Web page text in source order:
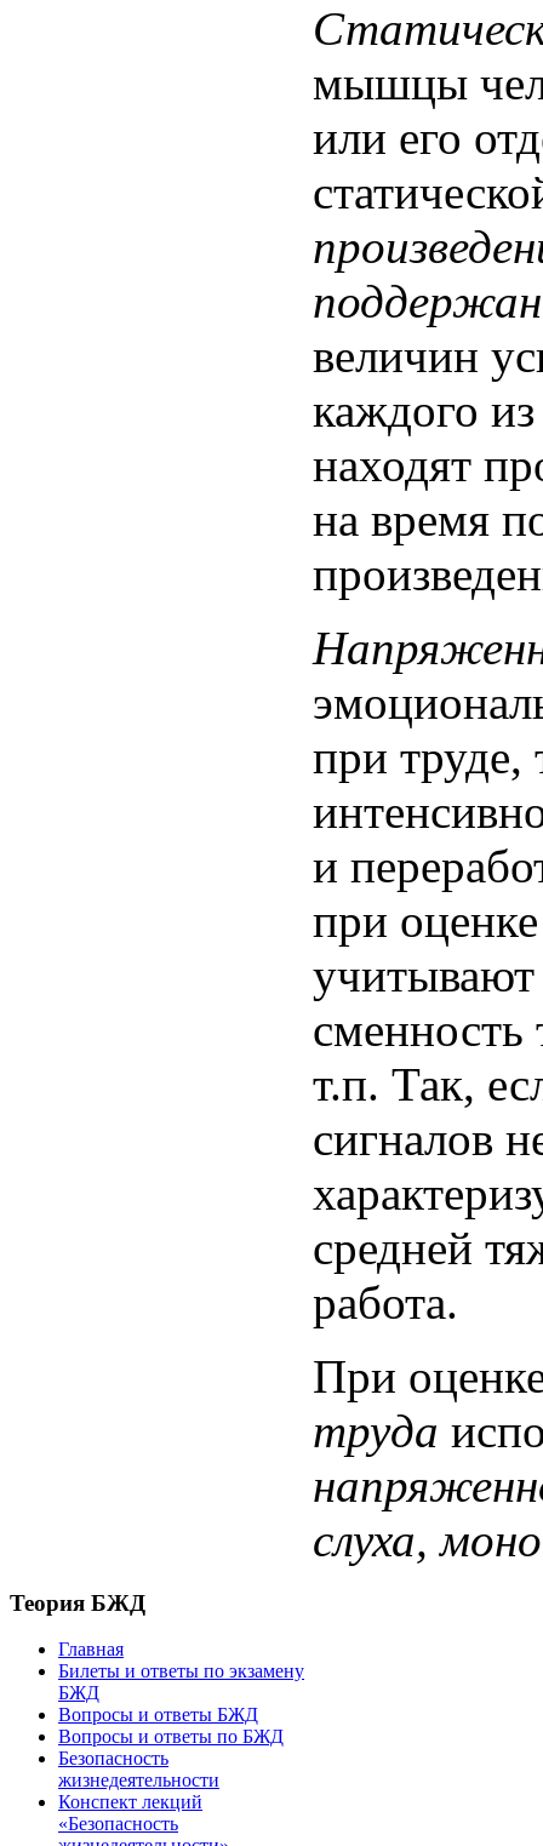
мышцы
или его
величин
каждого
находят
на время
при
и
при
учитывают
сменность
т.п. Так,
сигналов
средней
работа.
При
труда
слуха,
Теория БЖД
Главная
Билеты и ответы по экзамену
БЖД
Вопросы и ответы БЖД
Вопросы и ответы по БЖД
Безопасность
жизнедеятельности
Конспект лекций
«Безопасность